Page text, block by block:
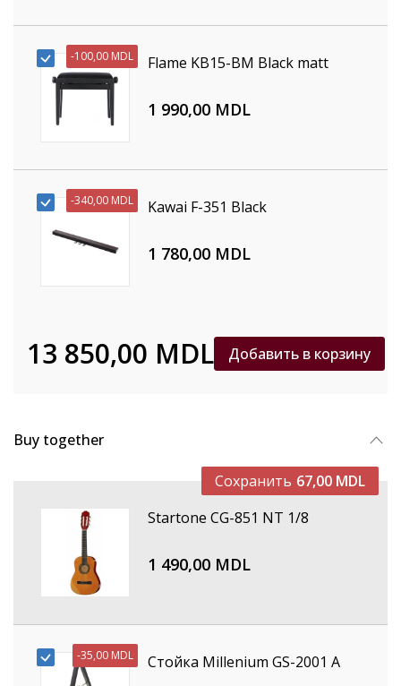
-100,00 MDL Flame KB15-BM Black matt
1 990,00 MDL
-340,00 MDL Kawai F-351 Black
1 780,00 MDL
13 850,00 MDL Добавить в корзину
Buy together
Startone CG-851 NT 1/8
1 490,00 MDL
-35,00 MDL Стойка Millenium GS-2001 A
Сохранить 67,00 MDL